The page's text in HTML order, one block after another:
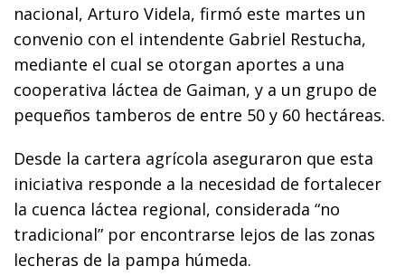
nacional, Arturo Videla, firmó este martes un
convenio con el intendente Gabriel Restucha,
mediante el cual se otorgan aportes a una
cooperativa láctea de Gaiman, y a un grupo de
pequeños tamberos de entre 50 y 60 hectáreas.
Desde la cartera agrícola aseguraron que esta
iniciativa responde a la necesidad de fortalecer
la cuenca láctea regional, considerada “no
tradicional” por encontrarse lejos de las zonas
lecheras de la pampa húmeda.